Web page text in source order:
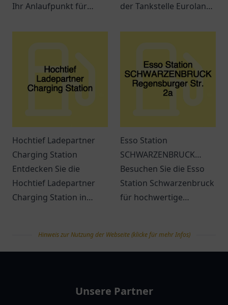
Ihr Anlaufpunkt für
Ein Ort für
der Tankstelle Euroland
nur ein Ort zum Tanken!
Hochtief Ladepartner
Charging Station
Entdecken Sie die
Hochtief Ladepartner
Charging Station in
für Elektrofahrzeuge in
zentraler Lage.
Esso Station
SCHWARZENBRUCK
Regensburger Str. 2a
Besuchen Sie die Esso
Station Schwarzenbruck
für hochwertige
Immer beste Qualität in
der Nähe!
Hinweis zur Nutzung der Webseite (klicke für mehr Infos)
Unsere Partner